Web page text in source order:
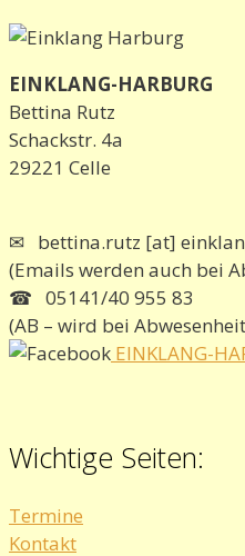
EINKLANG-HARBURG
Bettina Rutz
Schackstr. 4a
29221 Celle
✉ bettina.rutz [at]
(Emails werden auch bei
☎ 05141/40 955 83
(AB – wird bei
EINKLANG-
Wichtige Seiten:
Termine
Kontakt